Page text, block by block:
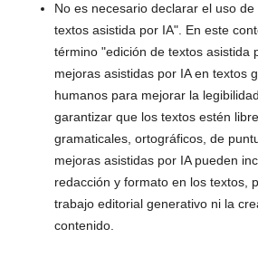
No es necesario declarar el uso
textos asistida por IA". En este
término "edición de textos asistida
mejoras asistidas por IA en textos
humanos para mejorar la
garantizar que los textos estén
gramaticales, ortográficos, de
mejoras asistidas por IA pueden
redacción y formato en los textos,
trabajo editorial generativo ni la
contenido.